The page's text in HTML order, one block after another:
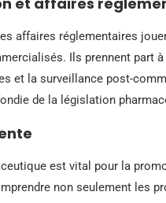
affaires réglementaires
Ils prennent part
et la surveillance post-
de la législation
est vital pour la
non seulement les